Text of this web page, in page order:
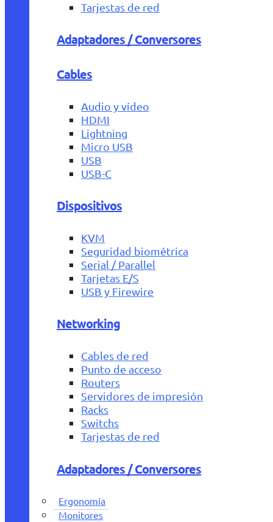
Tarjestas de red
Adaptadores / Conversores
Cables
Audio y vídeo
HDMI
Lightning
Micro USB
USB
USB-C
Dispositivos
KVM
Seguridad biométrica
Serial / Parallel
Tarjetas E/S
USB y Firewire
Networking
Cables de red
Punto de acceso
Routers
Servidores de impresión
Racks
Switchs
Tarjestas de red
Adaptadores / Conversores
Ergonomía
Monitores